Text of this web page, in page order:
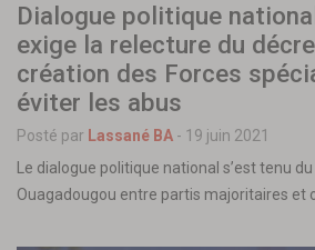
Dialogue politique
exige la relecture du
création des Forces
éviter les abus
Posté par Lassané BA - 19 juin 2021
Le dialogue politique national s’est tenu
Ouagadougou entre partis majoritaires et